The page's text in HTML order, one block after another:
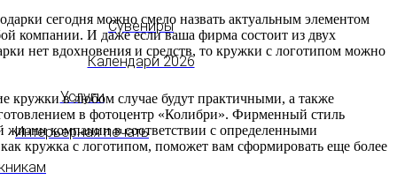
Сувениры
Календари 2026
Услуги
Интерьерная печать
сегодня можно смело назвать актуальным элементом
компании. И даже если ваша фирма состоит из двух
нет вдохновения и средств, то кружки с логотипом можно
кружки в любом случае будут практичными, а также
в фотоцентр «Колибри». Фирменный стиль
жизни компании в соответствии с определенными
как кружка с логотипом, поможет вам сформировать еще более